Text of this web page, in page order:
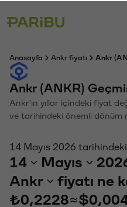
Anasayfa Ankr fiyatı Ankr
Ankr (ANKR)
Ankr'ın yıllar içindeki fiyat
ve tarihindeki önemli dönüm
14 Mayıs 2026
14 Mayıs
Ankr
fiyatı ne
₺0,2228≈